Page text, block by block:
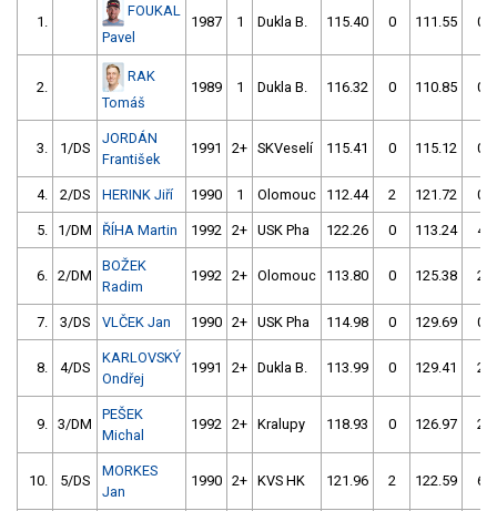
1.
FOUKAL
Pavel
1987 1 Dukla B. 115.40 0 111.55 0
2.
RAK
Tomáš
1989 1 Dukla B. 116.32 0 110.85 0
3. 1/DS
JORDÁN
František
1991 2+ SKVeselí 115.41 0 115.12 0
4. 2/DS HERINK Jiří 1990 1 Olomouc 112.44 2 121.72 0
5. 1/DM ŘÍHA Martin 1992 2+ USK Pha 122.26 0 113.24 4
6. 2/DM
BOŽEK
Radim
1992 2+ Olomouc 113.80 0 125.38 2
7. 3/DS VLČEK Jan 1990 2+ USK Pha 114.98 0 129.69 0
8. 4/DS
KARLOVSKÝ
Ondřej
1991 2+ Dukla B. 113.99 0 129.41 2
9. 3/DM
PEŠEK
Michal
1992 2+ Kralupy 118.93 0 126.97 2
10. 5/DS
MORKES
Jan
1990 2+ KVS HK 121.96 2 122.59 6